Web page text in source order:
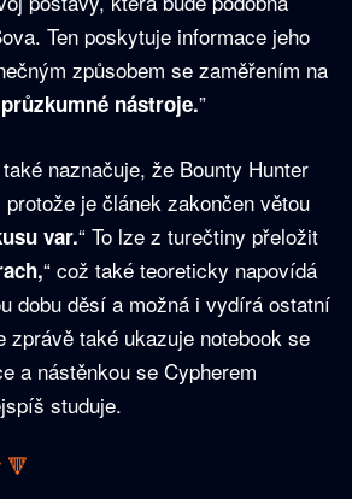
Ten poskytuje informace jeho
způsobem se zaměřením na
nástroje.”
naznačuje, že Bounty Hunter
je článek zakončen větou
var.“ To lze z turečtiny přeložit
“ což také teoreticky napovídá
dobu děsí a možná i vydírá ostatní
zprávě také ukazuje notebook se
a nástěnkou se Cypherem
studuje.